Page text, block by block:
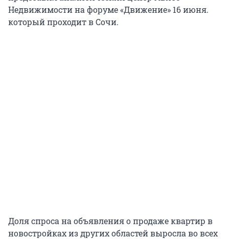
Недвижимости на форуме «Движение» 16 июня.
который проходит в Сочи.
Доля спроса на объявления о продаже квартир в
новостройках из других областей выросла во всех